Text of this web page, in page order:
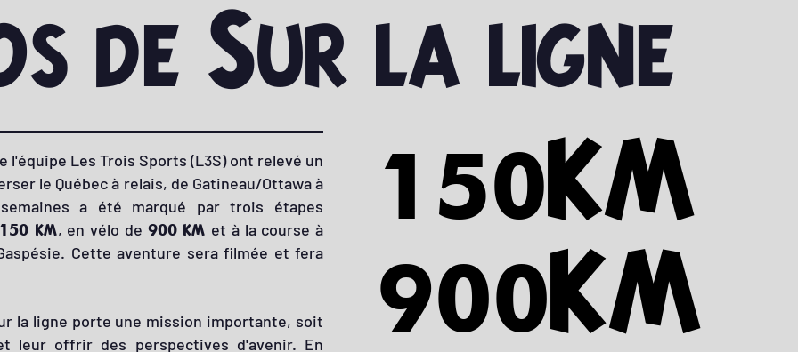
de Sur la ligne
Les Trois Sports (L3S) ont relevé un
le Québec à relais, de Gatineau/Ottawa à
a été marqué par trois étapes
km, en vélo de 900 km et à la course à
Cette aventure sera filmée et fera
la ligne porte une mission importante, soit
leur offrir des perspectives d'avenir. En
150KM
150KM
900KM
900KM